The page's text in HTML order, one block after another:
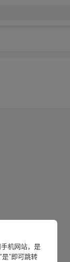
机网站，是
”即可跳转